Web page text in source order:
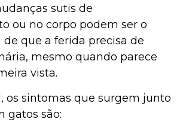
sutis de
ou no corpo podem ser o
que a ferida precisa de
mesmo quando parece
vista.
os sintomas que surgem junto
gatos são: